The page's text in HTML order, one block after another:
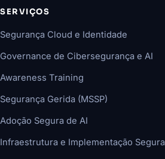
SERVIÇOS
Segurança Cloud e Identidade
Governance de Cibersegurança e AI
Awareness Training
Segurança Gerida (MSSP)
Adoção Segura de AI
Infraestrutura e Implementação Segura